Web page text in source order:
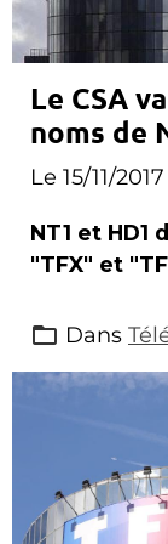
Le CSA
Le 15/11/2017
NT1 et
"TFX" et
Dans